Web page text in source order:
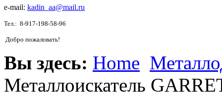
e-mail: kadin_aa@mail.ru
Тел.: 8-917-198-58-96
Добро пожаловать!
Вы здесь: Home
Металлоискатель